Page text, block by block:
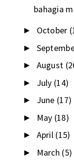
bahagia
► October
►
► August
► July (14)
► June (17)
► May (18)
► April (15)
► March (5)